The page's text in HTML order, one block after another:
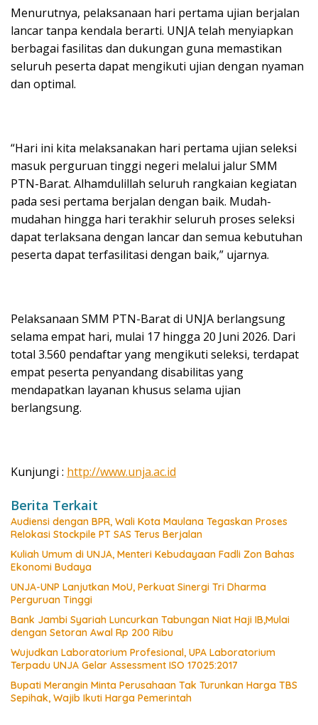
Menurutnya, pelaksanaan hari pertama ujian berjalan
lancar tanpa kendala berarti. UNJA telah menyiapkan
berbagai fasilitas dan dukungan guna memastikan
seluruh peserta dapat mengikuti ujian dengan nyaman
dan optimal.
“Hari ini kita melaksanakan hari pertama ujian seleksi
masuk perguruan tinggi negeri melalui jalur SMM
PTN-Barat. Alhamdulillah seluruh rangkaian kegiatan
pada sesi pertama berjalan dengan baik. Mudah-
mudahan hingga hari terakhir seluruh proses seleksi
dapat terlaksana dengan lancar dan semua kebutuhan
peserta dapat terfasilitasi dengan baik,” ujarnya.
Pelaksanaan SMM PTN-Barat di UNJA berlangsung
selama empat hari, mulai 17 hingga 20 Juni 2026. Dari
total 3.560 pendaftar yang mengikuti seleksi, terdapat
empat peserta penyandang disabilitas yang
mendapatkan layanan khusus selama ujian
berlangsung.
Kunjungi : http://www.unja.ac.id
Berita Terkait
Audiensi dengan BPR, Wali Kota Maulana Tegaskan Proses
Relokasi Stockpile PT SAS Terus Berjalan
Kuliah Umum di UNJA, Menteri Kebudayaan Fadli Zon Bahas
Ekonomi Budaya
UNJA-UNP Lanjutkan MoU, Perkuat Sinergi Tri Dharma
Perguruan Tinggi
Bank Jambi Syariah Luncurkan Tabungan Niat Haji IB,Mulai
dengan Setoran Awal Rp 200 Ribu
Wujudkan Laboratorium Profesional, UPA Laboratorium
Terpadu UNJA Gelar Assessment ISO 17025:2017
Bupati Merangin Minta Perusahaan Tak Turunkan Harga TBS
Sepihak, Wajib Ikuti Harga Pemerintah